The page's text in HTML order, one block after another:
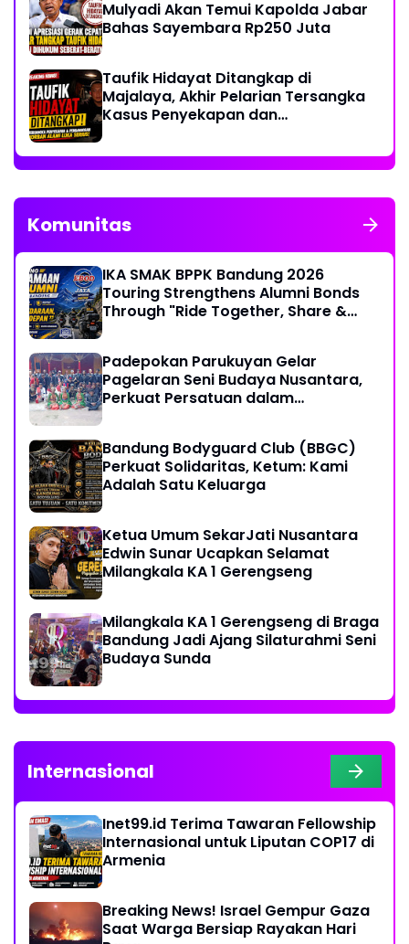
Mulyadi Akan Temui Kapolda Jabar
Bahas Sayembara Rp250 Juta
Taufik Hidayat Ditangkap di
Majalaya, Akhir Pelarian Tersangka
Kasus Penyekapan dan
Komunitas
IKA SMAK BPPK Bandung 2026
Touring Strengthens Alumni Bonds
Through "Ride Together, Share &
Padepokan Parukuyan Gelar
Pagelaran Seni Budaya Nusantara,
Perkuat Persatuan dalam
Bandung Bodyguard Club (BBGC)
Perkuat Solidaritas, Ketum: Kami
Adalah Satu Keluarga
Ketua Umum SekarJati Nusantara
Edwin Sunar Ucapkan Selamat
Milangkala KA 1 Gerengseng
Milangkala KA 1 Gerengseng di Braga
Bandung Jadi Ajang Silaturahmi Seni
Budaya Sunda
Internasional
Inet99.id Terima Tawaran Fellowship
Internasional untuk Liputan COP17 di
Armenia
Breaking News! Israel Gempur Gaza
Saat Warga Bersiap Rayakan Hari